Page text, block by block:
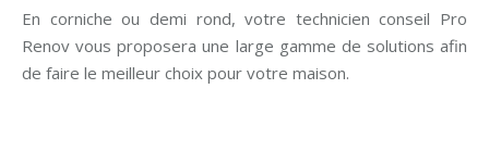
En corniche ou demi rond, votre technicien conseil Pro
Renov vous proposera une large gamme de solutions afin
de faire le meilleur choix pour votre maison.